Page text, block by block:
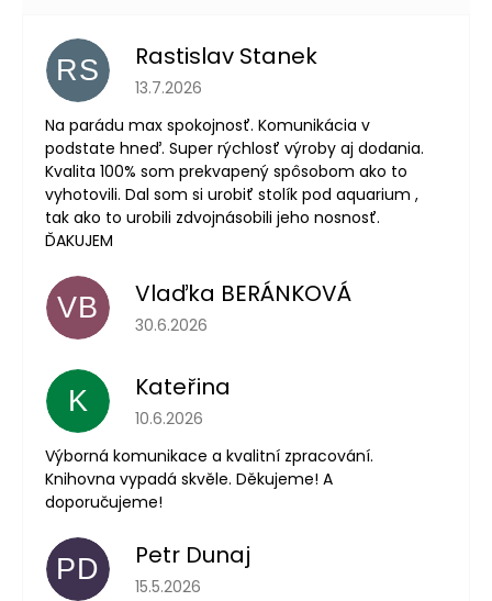
RS Rastislav Stanek
Hodnocení obchodu je 5 z 5 hvězdiček.
13.7.2026
Na parádu max spokojnosť. Komunikácia v
podstate hneď. Super rýchlosť výroby aj dodania.
Kvalita 100% som prekvapený spôsobom ako to
vyhotovili. Dal som si urobiť stolík pod aquarium ,
tak ako to urobili zdvojnásobili jeho nosnosť.
ĎAKUJEM
VB Vlaďka BERÁNKOVÁ
Hodnocení obchodu je 5 z 5 hvězdiček.
30.6.2026
K Kateřina
Hodnocení obchodu je 5 z 5 hvězdiček.
10.6.2026
Výborná komunikace a kvalitní zpracování.
Knihovna vypadá skvěle. Děkujeme! A
doporučujeme!
PD Petr Dunaj
Hodnocení obchodu je 5 z 5 hvězdiček.
15.5.2026